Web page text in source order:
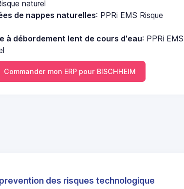
naturel
de nappes naturelles: PPRi EMS Risque
à débordement lent de cours d'eau: PPRi EMS
Commander mon ERP pour BISCHHEIM
des risques technologique